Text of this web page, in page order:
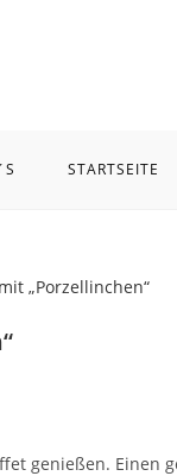
STARTSEITE
genießen. Einen